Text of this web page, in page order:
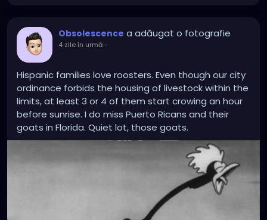
Obsolescence a adăugat o fotografie
4 zile în urmă-
Hispanic families love roosters. Even though our city
ordinance forbids the housing of livestock within the
limits, at least 3 or 4 of them start crowing an hour
before sunrise. I do miss Puerto Ricans and their
goats in Florida. Quiet lot, those goats.